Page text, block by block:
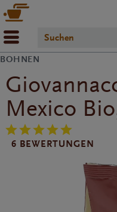
BOHNEN
Mexico
6 BEWERTUNGEN